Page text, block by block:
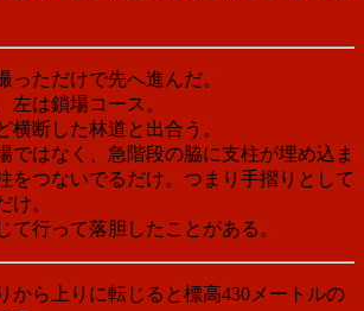
っただけで先へ進んだ。
左は鎖場コース。
横断した林道と出合う。
ではなく、急階段の脇に支柱が埋め込ま
をつないでるだけ。つまり手摺りとして
け。
て行って落胆したことがある。
から上りに転じると標高430メートルの